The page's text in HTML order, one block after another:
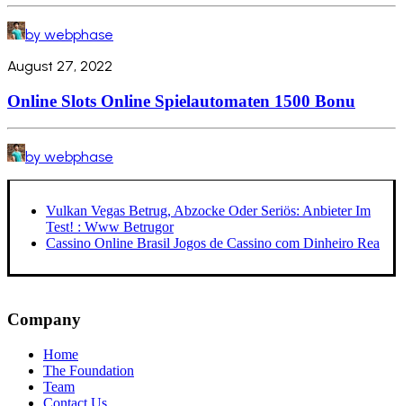
by webphase
August 27, 2022
Online Slots Online Spielautomaten 1500 Bonu
by webphase
Vulkan Vegas Betrug, Abzocke Oder Seriös: Anbieter Im
Test! : Www Betrugor
Cassino Online Brasil Jogos de Cassino com Dinheiro Rea
Company
Home
The Foundation
Team
Contact Us